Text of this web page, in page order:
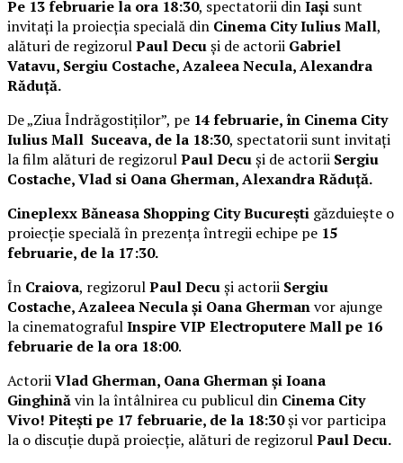
Pe 13 februarie la ora 18:30, spectatorii dinIași sunt
invitați la proiecția specială din Cinema City Iulius Mall,
alături de regizorulPaul Decuși de actorii Gabriel
Vatavu, Sergiu Costache, Azaleea Necula, Alexandra
Răduță.
De „Ziua Îndrăgostiților”, pe 14 februarie, în Cinema City
Iulius Mall Suceava, de la 18:30, spectatorii sunt invitați
la film alături de regizorulPaul Decuși de actorii Sergiu
Costache, Vlad si Oana Gherman, Alexandra Răduță.
Cineplexx Băneasa Shopping City București găzduiește o
proiecție specială în prezența întregii echipe pe 15
februarie, de la 17:30.
În Craiova, regizorulPaul Decuși actorii Sergiu
Costache, Azaleea Necula și Oana Ghermanvor ajunge
la cinematografulInspire VIP Electroputere Mall pe 16
februarie de la ora 18:00.
ActoriiVlad Gherman, Oana Gherman și Ioana
Ginghinăvin la întâlnirea cu publicul din Cinema City
Vivo! Pitești pe 17 februarie, de la 18:30și vor participa
la o discuție după proiecție, alături de regizorulPaul Decu.